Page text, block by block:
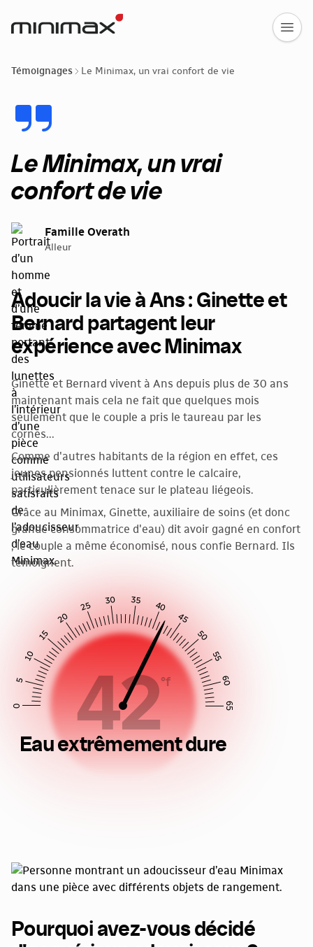
Témoignages Le Minimax, un vrai confort de vie
Le Minimax, un vrai
confort de vie
Famille Overath
Alleur
Adoucir la vie à Ans : Ginette et
Bernard partagent leur
expérience avec Minimax
Ginette et Bernard vivent à Ans depuis plus de 30 ans
maintenant mais cela ne fait que quelques mois
seulement que le couple a pris le taureau par les
cornes...
Comme d'autres habitants de la région en effet, ces
jeunes pensionnés luttent contre le calcaire,
particulièrement tenace sur le plateau liégeois.
Grâce au Minimax, Ginette, auxiliaire de soins (et donc
grande consommatrice d'eau) dit avoir gagné en confort
; le couple a même économisé, nous confie Bernard. Ils
témoignent.
0
5
10
15
20
25
30 35
40
45
50
55
60
65
42°f
Eau extrêmement dure
Pourquoi avez-vous décidé